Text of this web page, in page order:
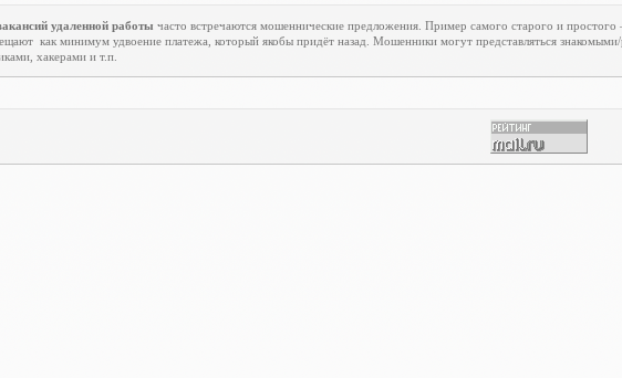
удаленной работы часто встречаются мошеннические предложения. Пример самого старого и простого
как минимум удвоение платежа, который якобы придёт назад. Мошенники могут представляться
хакерами и т.п.